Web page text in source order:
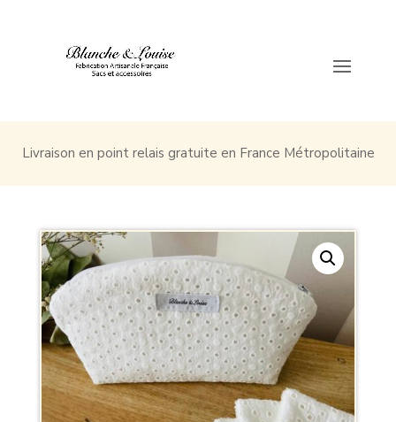
Livraison en point relais gratuite en France Métropolitaine